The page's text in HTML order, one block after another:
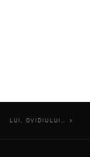
LUI, OVIDIULUI…